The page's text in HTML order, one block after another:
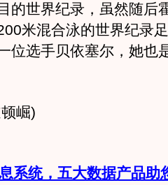
的世界纪录，虽然随后
米混合泳的世界纪录
位选手贝依塞尔，她也
崛)
系统，五大数据产品助